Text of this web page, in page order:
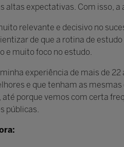
altas expectativas. Com isso,
relevante e decisivo no
de que a rotina de
e muito foco no estudo.
experiência de mais de
e que tenham as
até porque vemos com certa
públicas.